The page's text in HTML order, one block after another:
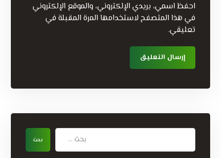
احفظ اسمي، بريدي الإلكتروني، والموقع الإلكتروني
في هذا المتصفح لاستخدامها المرة المقبلة في
تعليقي.